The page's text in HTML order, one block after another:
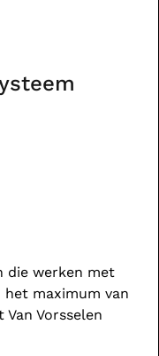
die werken met
het maximum van
Vorsselen